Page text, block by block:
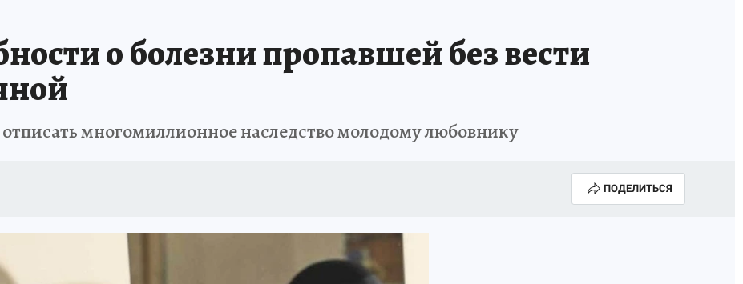
о болезни пропавшей без вести
отписать многомиллионное наследство молодому любовнику
ПОДЕЛИТЬСЯ